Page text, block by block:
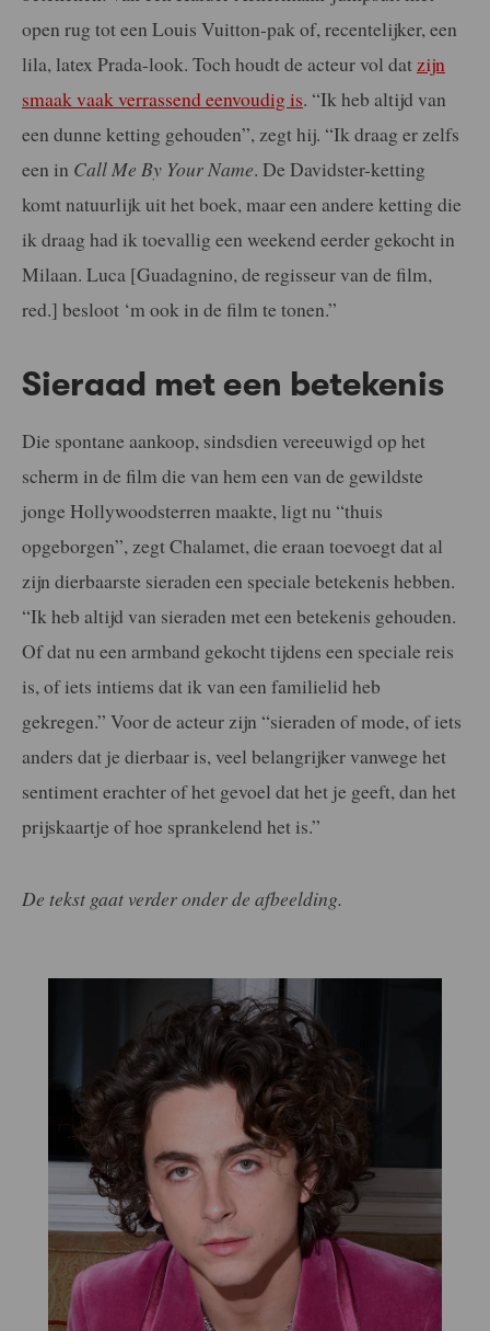
open rug tot een Louis Vuitton-pak of, recentelijker, een
lila, latex Prada-look. Toch houdt de acteur vol dat zijn
smaak vaak verrassend eenvoudig is. “Ik heb altijd van
een dunne ketting gehouden”, zegt hij. “Ik draag er zelfs
een in Call Me By Your Name. De Davidster-ketting
komt natuurlijk uit het boek, maar een andere ketting die
ik draag had ik toevallig een weekend eerder gekocht in
Milaan. Luca [Guadagnino, de regisseur van de film,
red.] besloot ‘m ook in de film te tonen.”
Sieraad met een betekenis
Die spontane aankoop, sindsdien vereeuwigd op het
scherm in de film die van hem een van de gewildste
jonge Hollywoodsterren maakte, ligt nu “thuis
opgeborgen”, zegt Chalamet, die eraan toevoegt dat al
zijn dierbaarste sieraden een speciale betekenis hebben.
“Ik heb altijd van sieraden met een betekenis gehouden.
Of dat nu een armband gekocht tijdens een speciale reis
is, of iets intiems dat ik van een familielid heb
gekregen.” Voor de acteur zijn “sieraden of mode, of iets
anders dat je dierbaar is, veel belangrijker vanwege het
sentiment erachter of het gevoel dat het je geeft, dan het
prijskaartje of hoe sprankelend het is.”
De tekst gaat verder onder de afbeelding.